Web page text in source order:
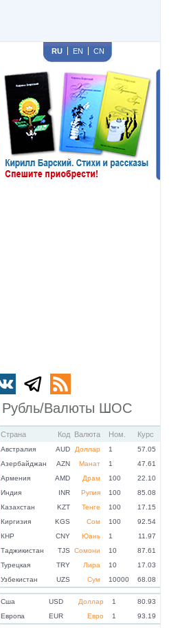
RU EN CN
Рубль/Валюты ШОС
Страна Код Валюта Ном. Курс
Австралия AUD Доллар 1
57.05
Азербайджан
AZN Манат 1
47.61
Армения
AMD Драм 100
22.10
Индия
INR Рупия 100
85.08
Казахстан
KZT Тенге 100
17.15
Киргизия
KGS Сом 100
92.54
КНР
CNY Юань 1
11.97
Таджикистан
TJS Сомони 10
87.61
Турецкая
TRY Лира 10
17.03
Узбекистан
UZS Сум 10000 68.08
Cша USD Доллар 1
80.93
Eвропа
EUR Евро 1 93.19